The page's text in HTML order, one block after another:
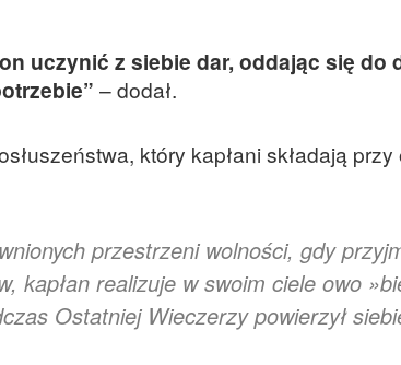
uczynić z siebie dar, oddając się do
– dodał.
który kapłani składają przy
przestrzeni wolności, gdy
kapłan realizuje w swoim ciele owo
Ostatniej Wieczerzy powierzył